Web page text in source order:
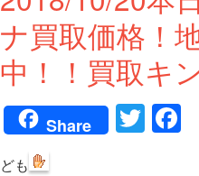
ナ買取価格！
中！！買取キ
Share T
ども